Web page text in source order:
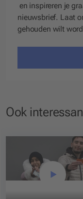
en inspireren je
nieuwsbrief. Laat
gehouden wilt
Ook